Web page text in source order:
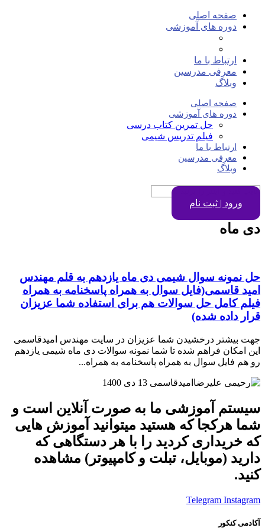
صفحه اصلی
دوره های آموزشی
ارتباط با ما
معرفی مدرسین
وبلاگ
صفحه اصلی
دوره های آموزشی
حل تمرین کتاب درسی
فیلم تدریس شیمی
ارتباط با ما
معرفی مدرسین
وبلاگ
ورود | ثبت نام
دی ماه
حل نمونه سوال شیمی دی ماه یازدهم به قلم مهندس
امید قاسمی(فایل سوال به همراه پاسخنامه به همراه
فیلم کامل حل سوالات هم برای استفاده شما عزیزان
قرار داده شده)
جهت بیشتر درخشیدن شما عزیزان در سایت مهندس امیدقاسمی
این امکان فراهم شده تا شما نمونه سوالات دی ماه شیمی یازدهم
رو هم فایل سوال به همراه پاسخنامه به همراه...
امیدقاسمی 13 دی 1400
سیستم آموزشی ما به صورت آنلاین است و
شما هرکجا که هستید میتوانید آموزش هایی
که خریداری کردید را با هر دستگاهی که
دارید (موبایل، تبلت و کامپیوتر) مشاهده
کنید.
Telegram Instagram
آکادمی کنکور